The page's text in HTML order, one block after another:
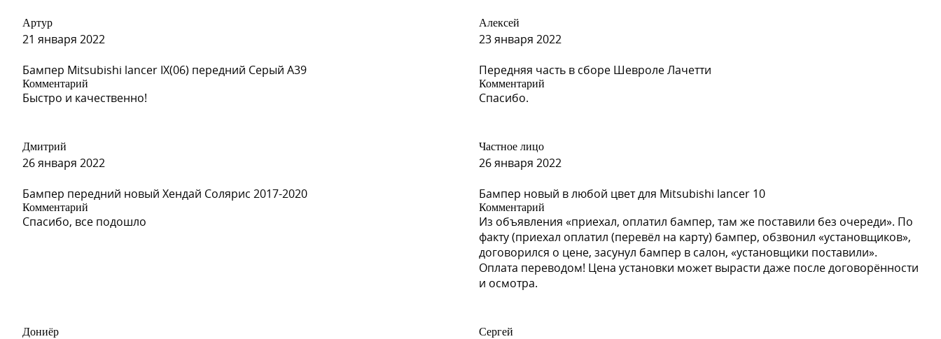
Артур
21 января 2022
Бампер Mitsubishi lancer IX(06) передний Серый A39
Комментарий
Быстро и качественно!
Алексей
23 января 2022
Передняя часть в сборе Шевроле Лачетти
Комментарий
Спасибо.
Дмитрий
26 января 2022
Бампер передний новый Хендай Солярис 2017-2020
Комментарий
Спасибо, все подошло
Частное лицо
26 января 2022
Бампер новый в любой цвет для Mitsubishi lancer 10
Комментарий
Из объявления «приехал, оплатил бампер, там же поставили без очереди». По
факту (приехал оплатил (перевёл на карту) бампер, обзвонил «установщиков»,
договорился о цене, засунул бампер в салон, «установщики поставили».
Оплата переводом! Цена установки может вырасти даже после договорённости
и осмотра.
Дониёр Сергей